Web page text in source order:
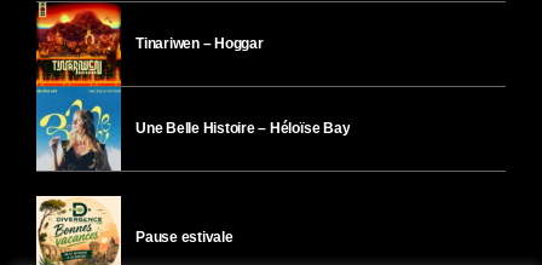
Tinariwen – Hoggar
Une Belle Histoire – Héloïse Bay
Pause estivale